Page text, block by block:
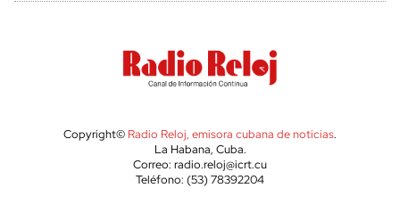
Copyright© Radio Reloj, emisora cubana de noticias.
La Habana, Cuba.
Correo: radio.reloj@icrt.cu
Teléfono: (53) 78392204